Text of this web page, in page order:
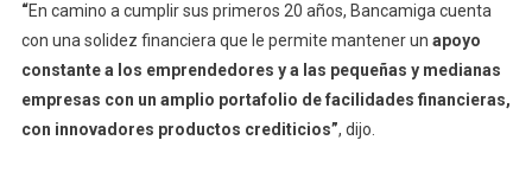
“En camino a cumplir sus primeros 20 años, Bancamiga cuenta
con una solidez financiera que le permite mantener un apoyo
constante a los emprendedores y a las pequeñas y medianas
empresas con un amplio portafolio de facilidades financieras,
con innovadores productos crediticios”, dijo.